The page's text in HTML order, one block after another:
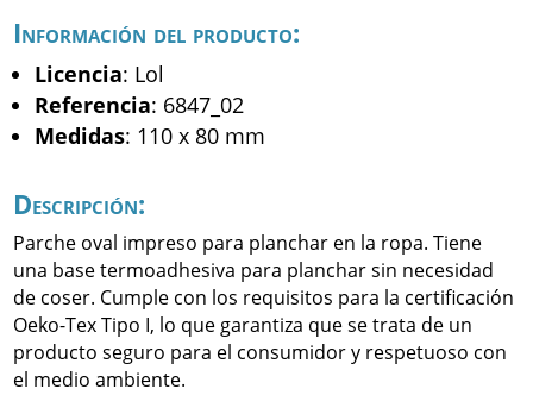
Información del producto:
Licencia: Lol
Referencia: 6847_02
Medidas: 110 x 80 mm
Descripción:
Parche oval impreso para planchar en la ropa. Tiene
una base termoadhesiva para planchar sin necesidad
de coser. Cumple con los requisitos para la certificación
Oeko-Tex Tipo I, lo que garantiza que se trata de un
producto seguro para el consumidor y respetuoso con
el medio ambiente.